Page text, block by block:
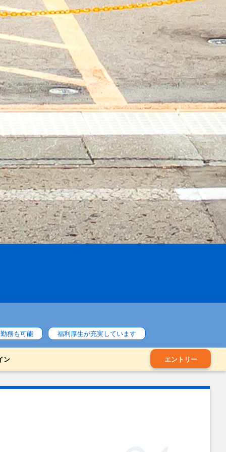
務も可能 福利厚生が充実しています
ン エントリー